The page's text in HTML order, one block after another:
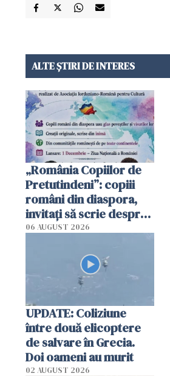
ALTE ȘTIRI DE INTERES
„România Copiilor de
Pretutindeni”: copiii
români din diaspora,
invitați să scrie despre
România într-un volum
06 AUGUST 2026
UPDATE: Coliziune
între două elicoptere
de salvare în Grecia.
Doi oameni au murit
02 AUGUST 2026